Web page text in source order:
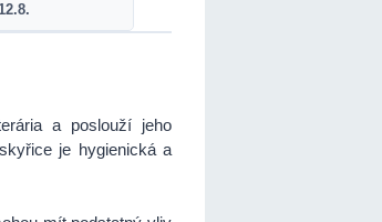
a poslouží jeho
je hygienická a